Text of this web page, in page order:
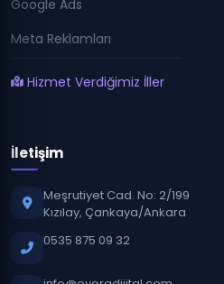
Google Ads
Meta Reklamları
Hizmet Verdiğimiz İller
İletişim
Meşrutiyet Cad. No: 2/199
Kızılay, Çankaya/Ankara
0535 875 09 32